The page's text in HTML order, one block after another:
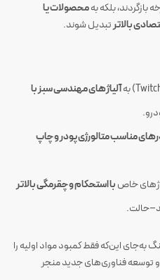
بلکه بهمحصولات یا
بالاترتبدیل شوند.
آلیاژهای مهندسی سبز با
مناسب متالورژی پودر و چاپ
با استحکام و چقرمگی بالاتر
به‌جای این‌که فقط کمبود مواد اولیه را
و توسعه فناوری‌های جدید منجر